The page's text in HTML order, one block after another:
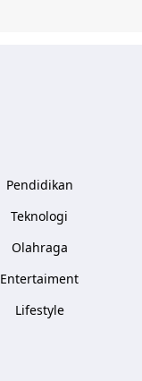
Pendidikan
Teknologi
Olahraga
Entertaiment
Lifestyle